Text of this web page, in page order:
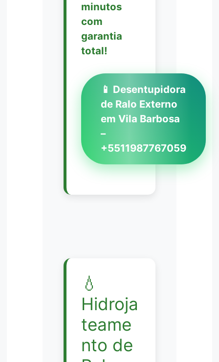
minutos
com
garantia
total!
📱 Desentupidora
de Ralo Externo
em Vila Barbosa
–
+5511987767059
💧
Hidroja
teame
nto de